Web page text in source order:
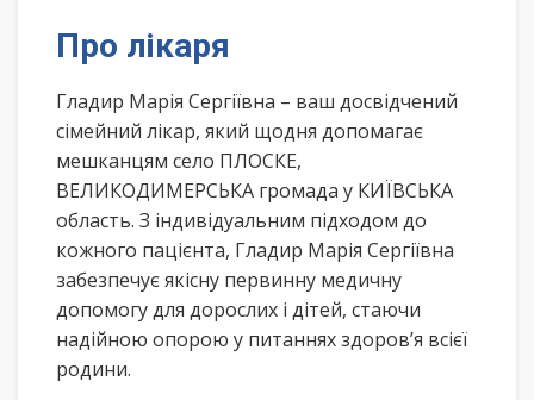
Про лікаря
Гладир Марія Сергіївна – ваш досвідчений
сімейний лікар, який щодня допомагає
мешканцям село ПЛОСКЕ,
ВЕЛИКОДИМЕРСЬКА громада у КИЇВСЬКА
область. З індивідуальним підходом до
кожного пацієнта, Гладир Марія Сергіївна
забезпечує якісну первинну медичну
допомогу для дорослих і дітей, стаючи
надійною опорою у питаннях здоров’я всієї
родини.